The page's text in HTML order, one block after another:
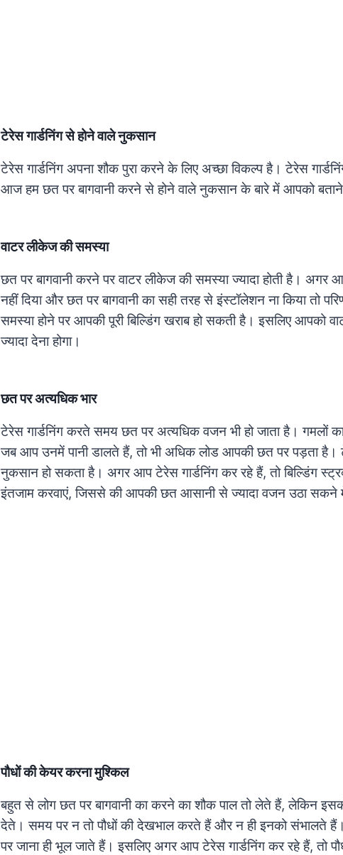
टेरेस गार्डनिंग से होने वाले नुकसान
टेरेस गार्डनिंग अपना शौक पुरा करने के लिए अच्छा विकल्प है। टेरेस
आज हम छत पर बागवानी करने से होने वाले नुकसान के बारे में आपको
वाटर लीकेज की समस्या
छत पर बागवानी करने पर वाटर लीकेज की समस्या ज्यादा होती है।
नहीं दिया और छत पर बागवानी का सही तरह से इंस्टॉलेशन ना किया तो
समस्या होने पर आपकी पूरी बिल्डिंग खराब हो सकती है। इसलिए आपको
ज्यादा देना होगा।
छत पर अत्यधिक भार
टेरेस गार्डनिंग करते समय छत पर अत्यधिक वजन भी हो जाता है। गमलों
जब आप उनमें पानी डालते हैं, तो भी अधिक लोड आपकी छत पर पड़ता है।
नुकसान हो सकता है। अगर आप टेरेस गार्डनिंग कर रहे हैं, तो बिल्डिंग
इंतजाम करवाएं, जिससे की आपकी छत आसानी से ज्यादा वजन उठा सकने
पौधों की केयर करना मुश्किल
बहुत से लोग छत पर बागवानी का करने का शौक पाल तो लेते हैं, लेकिन
देते। समय पर न तो पौधों की देखभाल करते हैं और न ही इनको संभालते
पर जाना ही भूल जाते हैं। इसलिए अगर आप टेरेस गार्डनिंग कर रहे हैं,